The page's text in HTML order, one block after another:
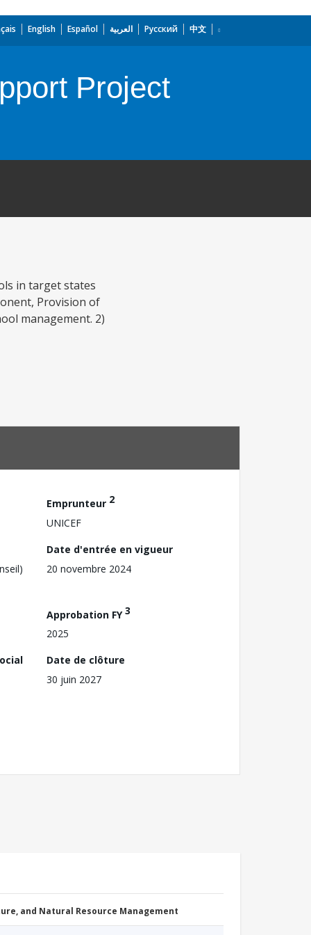
English Español العربية Русский 中文
Project
in target states
Provision of
management. 2)
Emprunteur 2
UNICEF
Date d'entrée en vigueur
20 novembre 2024
Approbation FY3
2025
Date de clôture
30 juin 2027
and Natural Resource Management